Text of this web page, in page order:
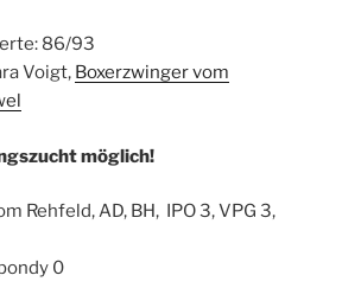
86/93
Voigt, Boxerzwinger vom
möglich!
Rehfeld, AD, BH, IPO 3, VPG 3,
0